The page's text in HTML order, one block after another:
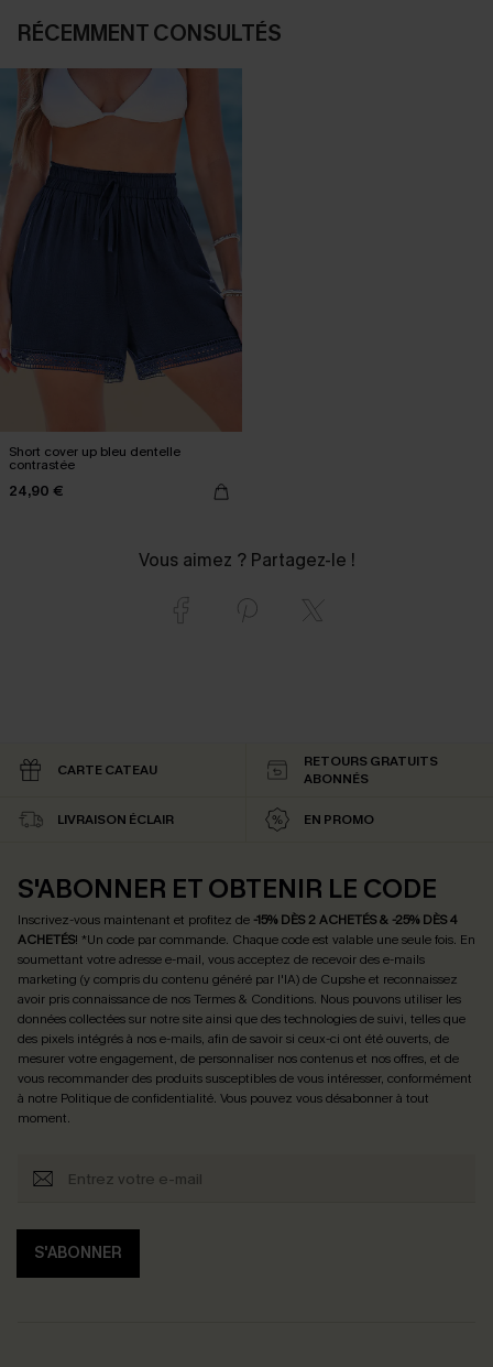
RÉCEMMENT CONSULTÉS
Short cover up bleu dentelle
contrastée
24,90 €
Vous aimez ? Partagez-le !
CARTE CATEAU
RETOURS GRATUITS
ABONNÉS
LIVRAISON ÉCLAIR EN PROMO
S'ABONNER ET OBTENIR LE CODE
Inscrivez-vous maintenant et profitez de -15% DÈS 2 ACHETÉS & -25% DÈS 4
ACHETÉS! *Un code par commande. Chaque code est valable une seule fois. En
soumettant votre adresse e-mail, vous acceptez de recevoir des e-mails
marketing (y compris du contenu généré par l'IA) de Cupshe et reconnaissez
avoir pris connaissance de nosTermes & Conditions. Nous pouvons utiliser les
données collectées sur notre site ainsi que des technologies de suivi, telles que
des pixels intégrés à nos e-mails, afin de savoir si ceux-ci ont été ouverts, de
mesurer votre engagement, de personnaliser nos contenus et nos offres, et de
vous recommander des produits susceptibles de vous intéresser, conformément
à notre Politique de confidentialité. Vous pouvez vous désabonner à tout
moment.
S'ABONNER